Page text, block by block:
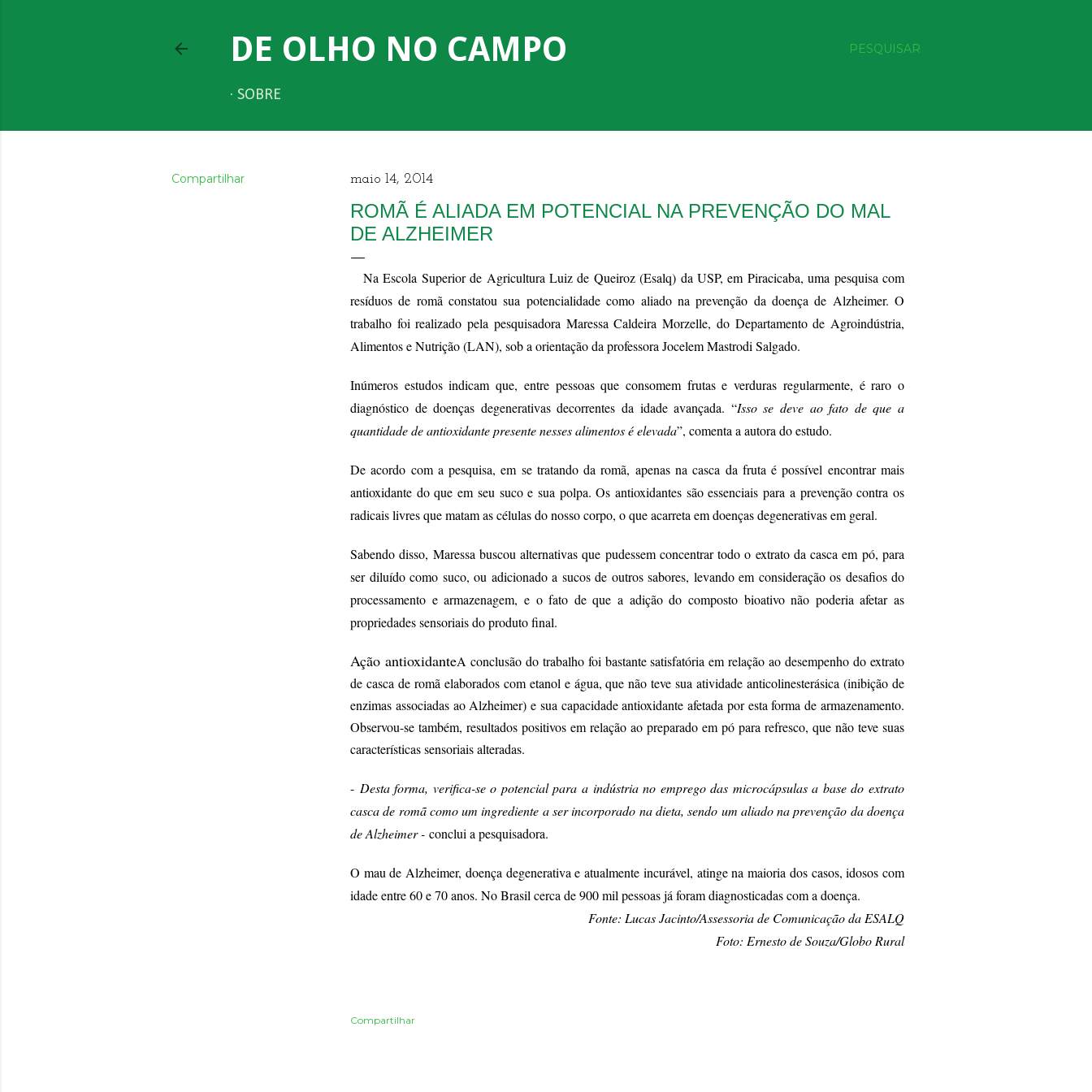
PESQUISAR
DE OLHO NO CAMPO
SOBRE
Compartilhar maio 14, 2014
ROMÃ É ALIADA EM POTENCIAL NA PREVENÇÃO DO MAL
DE ALZHEIMER
Na Escola Superior de Agricultura Luiz de Queiroz (Esalq) da USP, em Piracicaba, uma pesquisa com
resíduos de romã constatou sua potencialidade como aliado na prevenção da doença de Alzheimer. O
trabalho foi realizado pela pesquisadora Maressa Caldeira Morzelle, do Departamento de Agroindústria,
Alimentos e Nutrição (LAN), sob a orientação da professora Jocelem Mastrodi Salgado.
Inúmeros estudos indicam que, entre pessoas que consomem frutas e verduras regularmente, é raro o
diagnóstico de doenças degenerativas decorrentes da idade avançada. “Isso se deve ao fato de que a
quantidade de antioxidante presente nesses alimentos é elevada”, comenta a autora do estudo.
De acordo com a pesquisa, em se tratando da romã, apenas na casca da fruta é possível encontrar mais
antioxidante do que em seu suco e sua polpa. Os antioxidantes são essenciais para a prevenção contra os
radicais livres que matam as células do nosso corpo, o que acarreta em doenças degenerativas em geral.
Sabendo disso, Maressa buscou alternativas que pudessem concentrar todo o extrato da casca em pó, para
ser diluído como suco, ou adicionado a sucos de outros sabores, levando em consideração os desafios do
processamento e armazenagem, e o fato de que a adição do composto bioativo não poderia afetar as
propriedades sensoriais do produto final.
Ação antioxidanteA conclusão do trabalho foi bastante satisfatória em relação ao desempenho do extrato
de casca de romã elaborados com etanol e água, que não teve sua atividade anticolinesterásica (inibição de
enzimas associadas ao Alzheimer) e sua capacidade antioxidante afetada por esta forma de armazenamento.
Observou-se também, resultados positivos em relação ao preparado em pó para refresco, que não teve suas
características sensoriais alteradas.
- Desta forma, verifica-se o potencial para a indústria no emprego das microcápsulas a base do extrato
casca de romã como um ingrediente a ser incorporado na dieta, sendo um aliado na prevenção da doença
de Alzheimer - conclui a pesquisadora.
O mau de Alzheimer, doença degenerativa e atualmente incurável, atinge na maioria dos casos, idosos com
idade entre 60 e 70 anos. No Brasil cerca de 900 mil pessoas já foram diagnosticadas com a doença.
Fonte: Lucas Jacinto/Assessoria de Comunicação da ESALQ
Foto: Ernesto de Souza/Globo Rural
Compartilhar